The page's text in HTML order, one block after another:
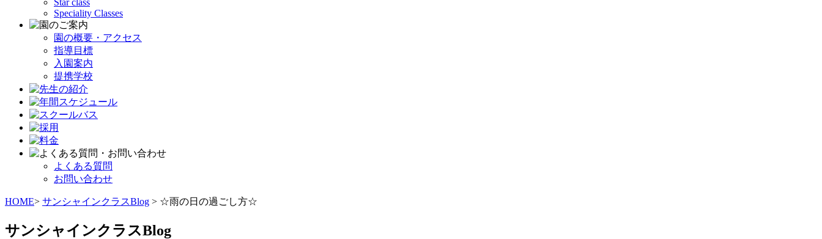
Speciality Classes
園の概要・アクセス
指導目標
入園案内
提携学校
よくある質問
お問い合わせ
HOME> サンシャインクラスBlog > ☆雨の日の過ごし方☆
サンシャインクラスBlog